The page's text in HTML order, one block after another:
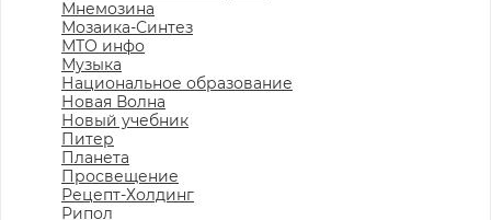
Мнемозина
Мозаика-Синтез
МТО инфо
Музыка
Национальное образование
Новая Волна
Новый учебник
Питер
Планета
Просвещение
Рецепт-Холдинг
Рипол